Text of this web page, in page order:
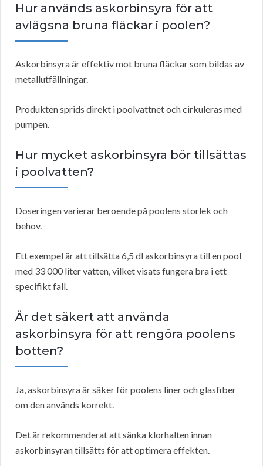
Hur används askorbinsyra för att
avlägsna bruna fläckar i poolen?
Askorbinsyra är effektiv mot bruna fläckar som bildas av
metallutfällningar.
Produkten sprids direkt i poolvattnet och cirkuleras med
pumpen.
Hur mycket askorbinsyra bör tillsättas
i poolvatten?
Doseringen varierar beroende på poolens storlek och
behov.
Ett exempel är att tillsätta 6,5 dl askorbinsyra till en pool
med 33 000 liter vatten, vilket visats fungera bra i ett
specifikt fall.
Är det säkert att använda
askorbinsyra för att rengöra poolens
botten?
Ja, askorbinsyra är säker för poolens liner och glasfiber
om den används korrekt.
Det är rekommenderat att sänka klorhalten innan
askorbinsyran tillsätts för att optimera effekten.